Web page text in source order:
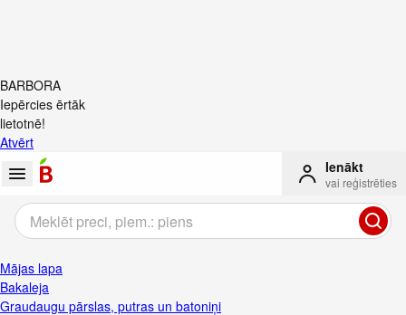
BARBORA
Iepērcies ērtāk
lietotnē!
Atvērt
Ienākt
vai reģistrēties
Mājas lapa
Bakaleja
Graudaugu pārslas, putras un batoniņi